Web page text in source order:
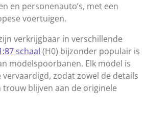
en personenauto’s, met een
voertuigen.
verkrijgbaar in verschillende
schaal (H0) bijzonder populair is
modelspoorbanen. Elk model is
zodat zowel de details
blijven aan de originele